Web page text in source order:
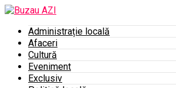
Administrație locală
Afaceri
Cultură
Eveniment
Exclusiv